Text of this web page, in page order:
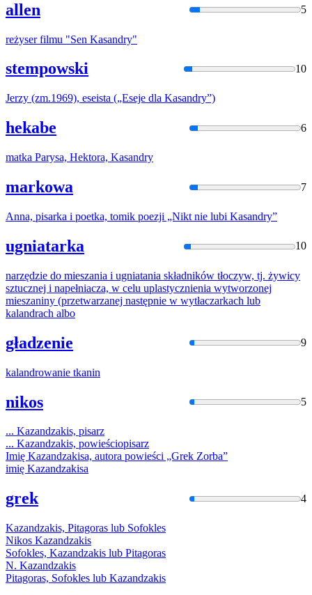
allen 5
reżyser filmu "Sen Kasandry"
stempowski 10
Jerzy (zm.1969), eseista („Eseje dla Kasandry”)
hekabe 6
matka Parysa, Hektora, Kasandry
markowa 7
Anna, pisarka i poetka, tomik poezji „Nikt nie lubi Kasandry”
ugniatarka 10
narzędzie do mieszania i ugniatania składników tłoczyw, tj. żywicy
sztucznej i napełniacza, w celu uplastycznienia wytworzonej
mieszaniny (przetwarzanej następnie w wytłaczarkach lub
kalandrach albo
gładzenie 9
kalandrowanie tkanin
nikos 5
... Kazandzakis, pisarz
... Kazandzakis, powieściopisarz
Imię Kazandzakisa, autora powieści „Grek Zorba”
imię Kazandzakisa
grek 4
Kazandzakis, Pitagoras lub Sofokles
Nikos Kazandzakis
Sofokles, Kazandzakis lub Pitagoras
N. Kazandzakis
Pitagoras, Sofokles lub Kazandzakis